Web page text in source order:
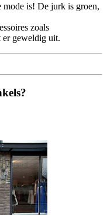
mode is! De jurk is groen,
zoals
er geweldig uit.